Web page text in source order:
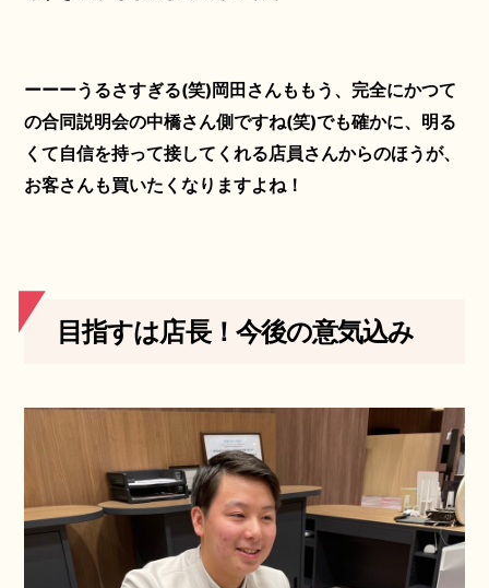
ーーーうるさすぎる(笑)岡田さんももう、完全にかつて
の合同説明会の中橋さん側ですね(笑)でも確かに、明る
くて自信を持って接してくれる店員さんからのほうが、
お客さんも買いたくなりますよね！
目指すは店長！今後の意気込み